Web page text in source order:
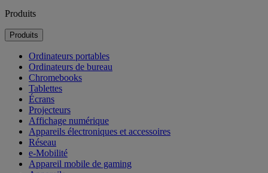
Produits
Produits
Ordinateurs portables
Ordinateurs de bureau
Chromebooks
Tablettes
Écrans
Projecteurs
Affichage numérique
Appareils électroniques et accessoires
Réseau
e-Mobilité
Appareil mobile de gaming